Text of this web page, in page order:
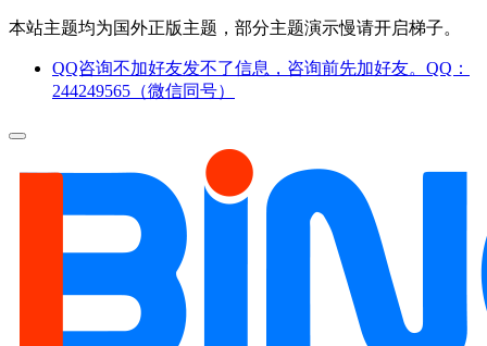
本站主题均为国外正版主题，部分主题演示慢请开启梯子。
QQ咨询不加好友发不了信息，咨询前先加好友。QQ：
244249565（微信同号）